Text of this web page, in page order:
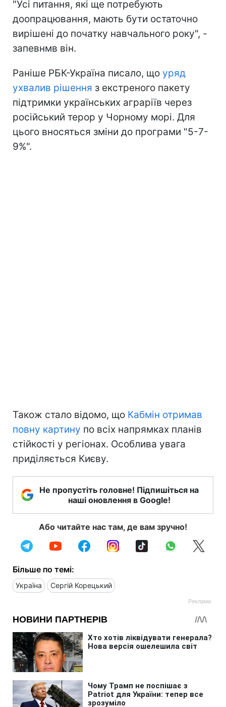
"Усі питання, які ще потребують
доопрацювання, мають бути остаточно
вирішені до початку навчального року", -
запевнмв він.
Раніше РБК-Україна писало, що уряд
ухвалив рішення з екстреного пакету
підтримки українських аграріїв через
російський терор у Чорному морі. Для
цього вносяться зміни до програми "5-7-
9%".
Також стало відомо, що Кабмін отримав
повну картину по всіх напрямках планів
стійкості у регіонах. Особлива увага
приділяється Києву.
Не пропустіть головне! Підпишіться на
наші оновлення в Google!
Або читайте нас там, де вам зручно!
Більше по темі:
Україна Сергій Корецький